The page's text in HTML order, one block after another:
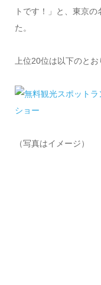
トです！」と、東京
た。
上位20位は以下のとお
（写真はイメージ）